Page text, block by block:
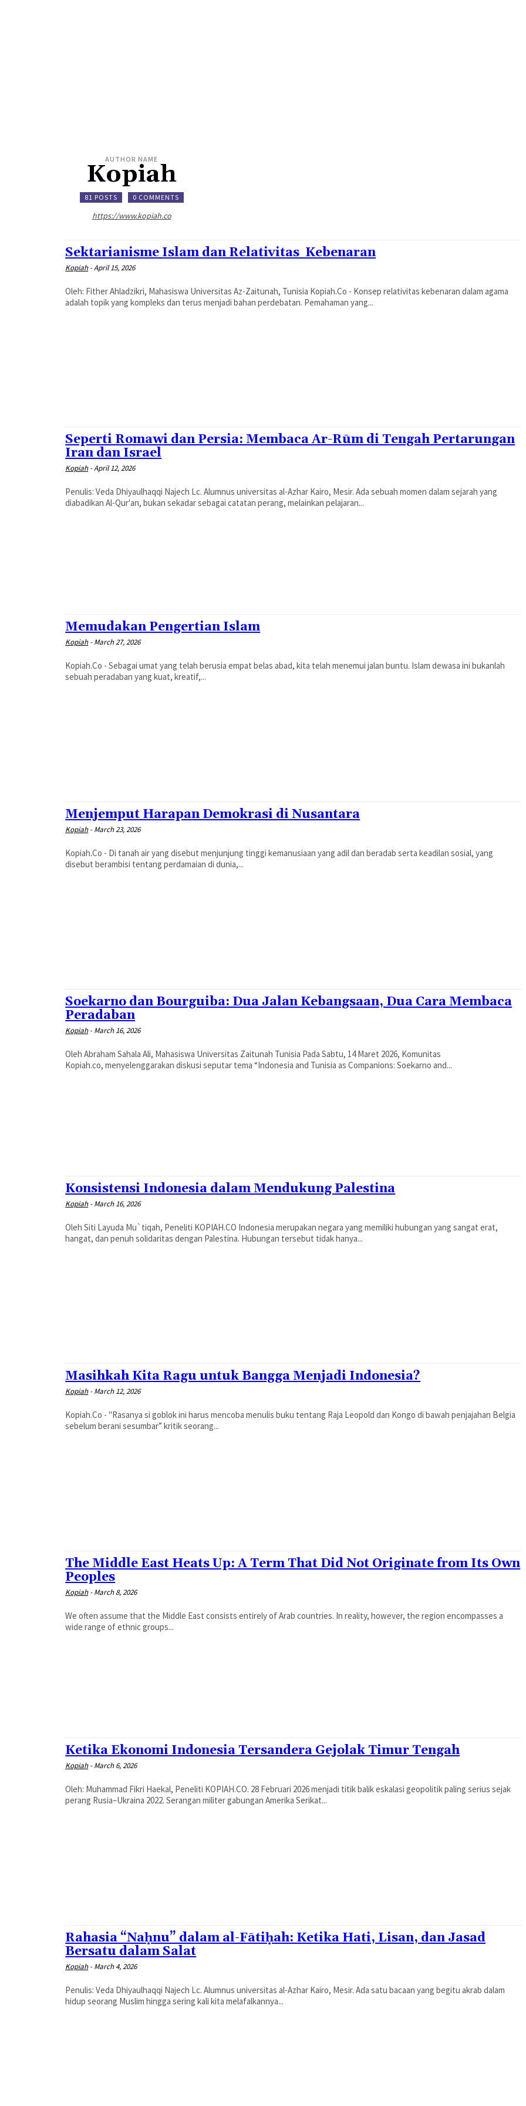
AUTHOR NAME
Kopiah
81 POSTS 0 COMMENTS
https://www.kopiah.co
Sektarianisme Islam dan Relativitas Kebenaran
Kopiah -April 15, 2026
Oleh: Fither Ahladzikri, Mahasiswa Universitas Az-Zaitunah, Tunisia Kopiah.Co - Konsep relativitas kebenaran dalam agama
adalah topik yang kompleks dan terus menjadi bahan perdebatan. Pemahaman yang...
Seperti Romawi dan Persia: Membaca Ar-Rūm di Tengah Pertarungan
Iran dan Israel
Kopiah -April 12, 2026
Penulis: Veda Dhiyaulhaqqi Najech Lc. Alumnus universitas al-Azhar Kairo, Mesir. Ada sebuah momen dalam sejarah yang
diabadikan Al-Qur'an, bukan sekadar sebagai catatan perang, melainkan pelajaran...
Memudakan Pengertian Islam
Kopiah - March 27, 2026
Kopiah.Co - Sebagai umat yang telah berusia empat belas abad, kita telah menemui jalan buntu. Islam dewasa ini bukanlah
sebuah peradaban yang kuat, kreatif,...
Menjemput Harapan Demokrasi di Nusantara
Kopiah - March 23, 2026
Kopiah.Co - Di tanah air yang disebut menjunjung tinggi kemanusiaan yang adil dan beradab serta keadilan sosial, yang
disebut berambisi tentang perdamaian di dunia,...
Soekarno dan Bourguiba: Dua Jalan Kebangsaan, Dua Cara Membaca
Peradaban
Kopiah - March 16, 2026
Oleh Abraham Sahala Ali, Mahasiswa Universitas Zaitunah Tunisia Pada Sabtu, 14 Maret 2026, Komunitas
Kopiah.co, menyelenggarakan diskusi seputar tema “Indonesia and Tunisia as Companions: Soekarno and...
Konsistensi Indonesia dalam Mendukung Palestina
Kopiah - March 16, 2026
Oleh Siti Layuda Mu`tiqah, Peneliti KOPIAH.CO Indonesia merupakan negara yang memiliki hubungan yang sangat erat,
hangat, dan penuh solidaritas dengan Palestina. Hubungan tersebut tidak hanya...
Masihkah Kita Ragu untuk Bangga Menjadi Indonesia?
Kopiah - March 12, 2026
Kopiah.Co - "Rasanya si goblok ini harus mencoba menulis buku tentang Raja Leopold dan Kongo di bawah penjajahan Belgia
sebelum berani sesumbar” kritik seorang...
The Middle East Heats Up: A Term That Did Not Originate from Its Own
Peoples
Kopiah - March 8, 2026
We often assume that the Middle East consists entirely of Arab countries. In reality, however, the region encompasses a
wide range of ethnic groups...
Ketika Ekonomi Indonesia Tersandera Gejolak Timur Tengah
Kopiah - March 6, 2026
Oleh: Muhammad Fikri Haekal, Peneliti KOPIAH.CO. 28 Februari 2026 menjadi titik balik eskalasi geopolitik paling serius sejak
perang Rusia–Ukraina 2022. Serangan militer gabungan Amerika Serikat...
Rahasia “Naḥnu” dalam al-Fātiḥah: Ketika Hati, Lisan, dan Jasad
Bersatu dalam Salat
Kopiah - March 4, 2026
Penulis: Veda Dhiyaulhaqqi Najech Lc. Alumnus universitas al-Azhar Kairo, Mesir. Ada satu bacaan yang begitu akrab dalam
hidup seorang Muslim hingga sering kali kita melafalkannya...